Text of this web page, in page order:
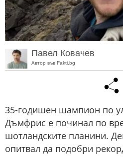
Павел Ковачев
Автор във Fakti.bg
35-годишен шампион по
Дъмфрис е починал по
шотландските планини.
опитвал да подобри